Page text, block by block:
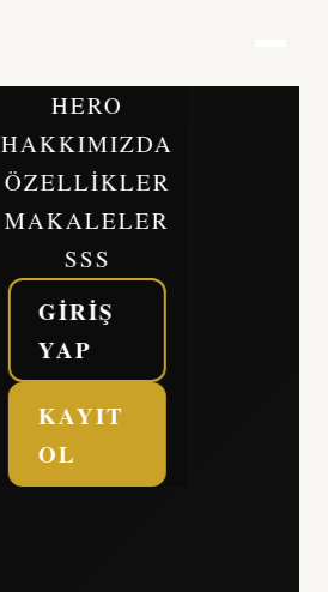
HERO
HAKKIMIZDA
ÖZELLIKLER
MAKALELER
SSS
GIRIŞ
YAP
KAYIT
OL